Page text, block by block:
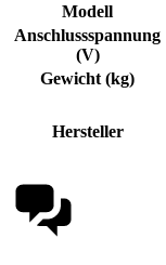
Modell
Anschlussspannung
(V)
Gewicht (kg)
Hersteller